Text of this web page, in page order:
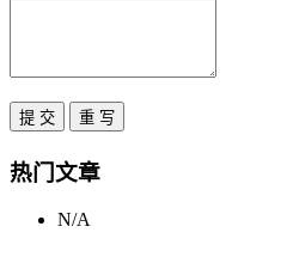
热门文章
N/A